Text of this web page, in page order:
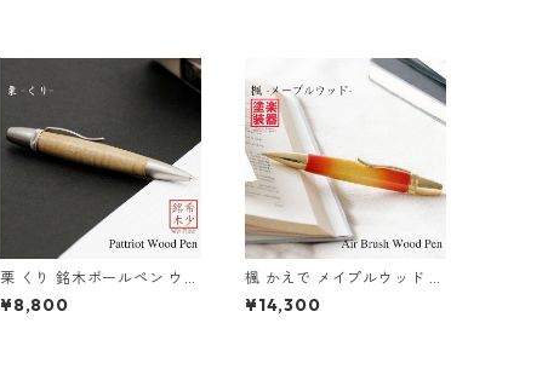
栗 くり 銘木ボールペン ウッ
ドペン 木のボールペン パー
カータイプ SP15206
¥8,800
楓 かえで メイプルウッド ギ
ター塗装 Air Brush 木のボ
ールペン パーカータイプ TG
¥14,300